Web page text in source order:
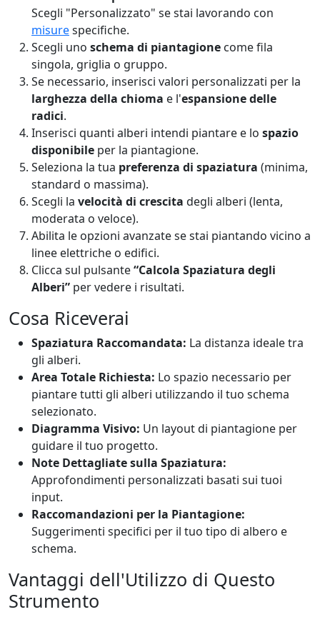
Scegli "Personalizzato" se stai lavorando con
misurespecifiche.
Scegli uno schema di piantagione come fila
singola, griglia o gruppo.
Se necessario, inserisci valori personalizzati per la
larghezza della chioma e l'espansione delle
radici.
Inserisci quanti alberi intendi piantare e lo spazio
disponibile per la piantagione.
Seleziona la tua preferenza di spaziatura (minima,
standard o massima).
Scegli la velocità di crescita degli alberi (lenta,
moderata o veloce).
Abilita le opzioni avanzate se stai piantando vicino a
linee elettriche o edifici.
Clicca sul pulsante“Calcola Spaziatura degli
Alberi” per vedere i risultati.
Cosa Riceverai
Spaziatura Raccomandata: La distanza ideale tra
gli alberi.
Area Totale Richiesta: Lo spazio necessario per
piantare tutti gli alberi utilizzando il tuo schema
selezionato.
Diagramma Visivo: Un layout di piantagione per
guidare il tuo progetto.
Note Dettagliate sulla Spaziatura:
Approfondimenti personalizzati basati sui tuoi
input.
Raccomandazioni per la Piantagione:
Suggerimenti specifici per il tuo tipo di albero e
schema.
Vantaggi dell'Utilizzo di Questo
Strumento